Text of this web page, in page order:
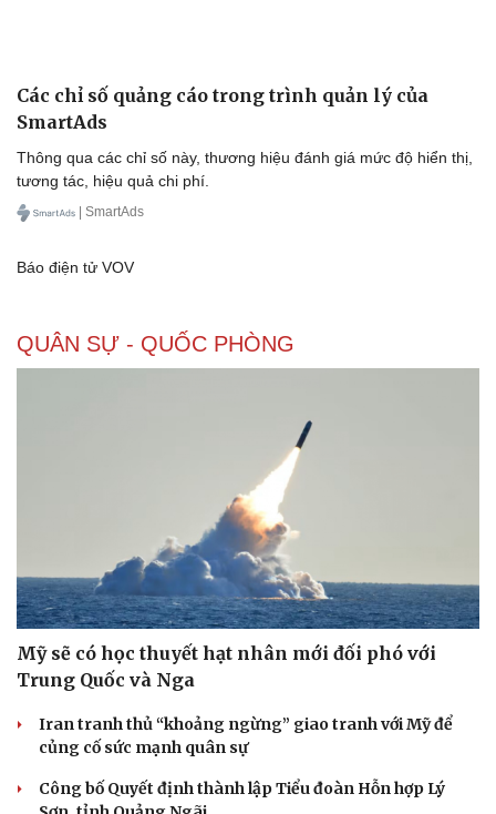
Các chỉ số quảng cáo trong trình quản lý của
SmartAds
Thông qua các chỉ số này, thương hiệu đánh giá mức độ hiển thị,
tương tác, hiệu quả chi phí.
| SmartAds
Báo điện tử VOV
QUÂN SỰ - QUỐC PHÒNG
Mỹ sẽ có học thuyết hạt nhân mới đối phó với
Trung Quốc và Nga
Iran tranh thủ “khoảng ngừng” giao tranh với Mỹ để
củng cố sức mạnh quân sự
Công bố Quyết định thành lập Tiểu đoàn Hỗn hợp Lý